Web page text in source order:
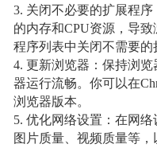
3. 关闭不必要的扩展程
的内存和CPU资源，导
程序列表中关闭不需要的
4. 更新浏览器：保持浏
器运行流畅。你可以在
浏览器版本。
5. 优化网络设置：在网络
图片质量、视频质量等，